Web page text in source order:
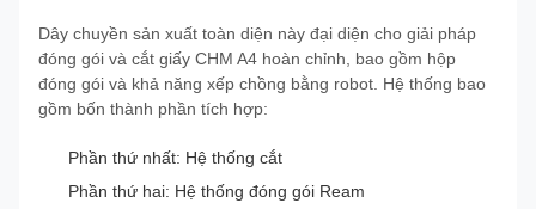
Dây chuyền sản xuất toàn diện này đại diện cho giải pháp
đóng gói và cắt giấy CHM A4 hoàn chỉnh, bao gồm hộp
đóng gói và khả năng xếp chồng bằng robot. Hệ thống bao
gồm bốn thành phần tích hợp:
Phần thứ nhất: Hệ thống cắt
Phần thứ hai: Hệ thống đóng gói Ream